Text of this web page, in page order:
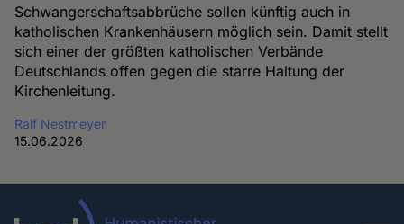
Schwangerschaftsabbrüche sollen künftig auch in
katholischen Krankenhäusern möglich sein. Damit stellt
sich einer der größten katholischen Verbände
Deutschlands offen gegen die starre Haltung der
Kirchenleitung.
Ralf Nestmeyer
15.06.2026